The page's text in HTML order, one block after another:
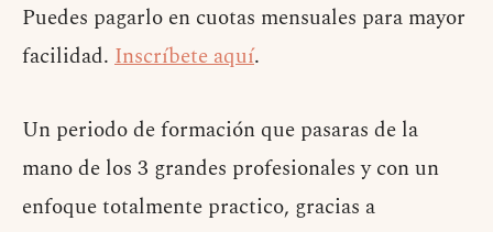
Puedes pagarlo en cuotas mensuales para mayor
facilidad. Inscríbete aquí.
Un periodo de formación que pasaras de la
mano de los 3 grandes profesionales y con un
enfoque totalmente practico, gracias a